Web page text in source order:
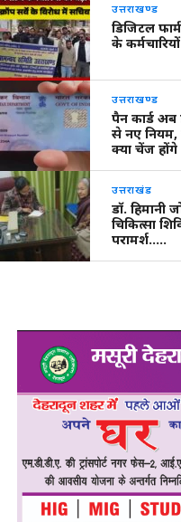
उत्तराखण्ड
डिजिटल
के
उत्तराखण्ड
पैन कार्ड
से नए नियम,
क्या चेंज होंगे
उत्तराखंड
डॉ. हिमानी
चिकित्सा
परामर्श…..